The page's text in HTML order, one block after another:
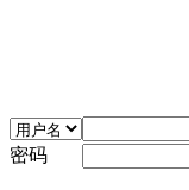
密码